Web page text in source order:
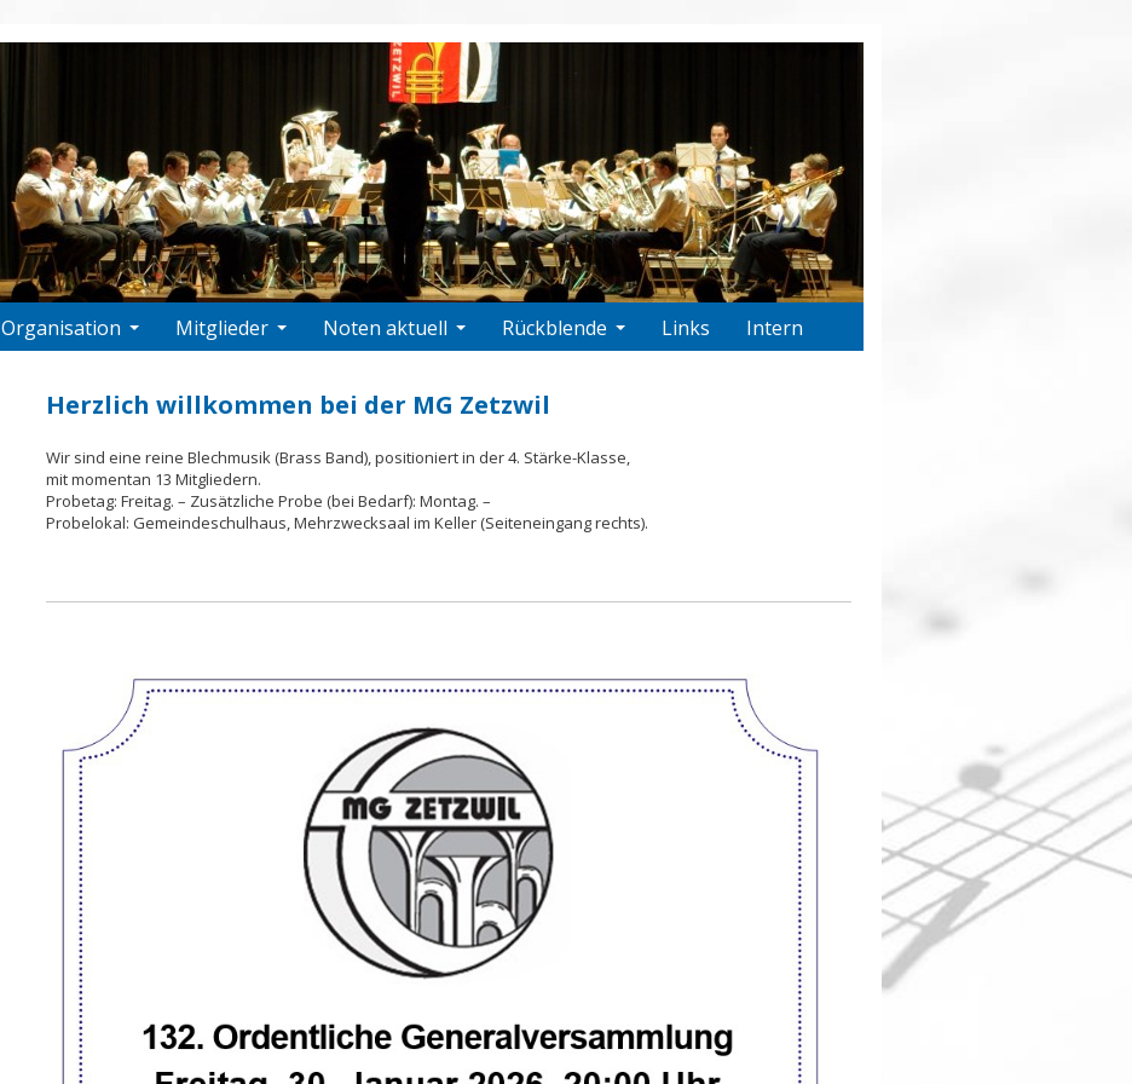
Organisation Mitglieder Noten aktuell Rückblende Links Intern
Herzlich willkommen bei der MG Zetzwil
Wir sind eine reine Blechmusik (Brass Band), positioniert in der 4. Stärke-Klasse,
mit momentan 13 Mitgliedern.
Probetag: Freitag. – Zusätzliche Probe (bei Bedarf): Montag. –
Probelokal: Gemeindeschulhaus, Mehrzwecksaal im Keller (Seiteneingang rechts).